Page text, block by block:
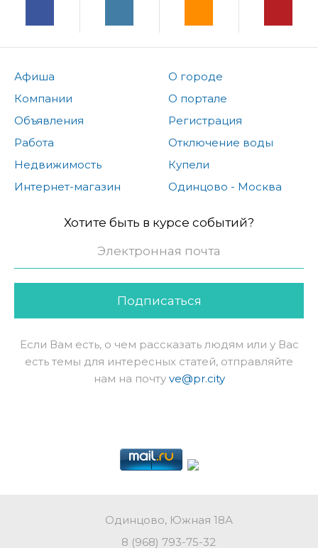
Афиша
Компании
Объявления
Работа
Недвижимость
Интернет-магазин
О городе
О портале
Регистрация
Отключение воды
Купели
Одинцово - Москва
Хотите быть в курсе событий?
Подписаться
Если Вам есть, о чем рассказать людям или у Вас
есть темы для интересных статей, отправляйте
нам на почту ve@pr.city
Одинцово, Южная 18А
8 (968) 793-75-32